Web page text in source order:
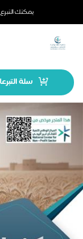
يمكنك التبرع
سلة التبرعات (